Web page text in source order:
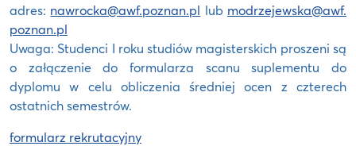
adres: nawrocka@awf.poznan.pl lub modrzejewska@awf.
poznan.pl
Uwaga: Studenci I roku studiów magisterskich proszeni są
o załączenie do formularza scanu suplementu do
dyplomu w celu obliczenia średniej ocen z czterech
ostatnich semestrów.
formularz rekrutacyjny